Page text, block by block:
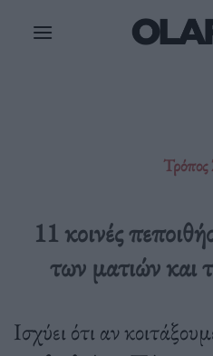
11 κοινές
των ματιών και
Ισχύει ότι αν